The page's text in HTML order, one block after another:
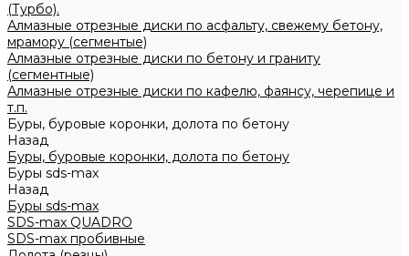
(Турбо).
Алмазные отрезные диски по асфальту, свежему бетону,
мрамору (сегментые)
Алмазные отрезные диски по бетону и граниту
(сегментные)
Алмазные отрезные диски по кафелю, фаянсу, черепице и
т.п.
Буры, буровые коронки, долота по бетону
Назад
Буры, буровые коронки, долота по бетону
Буры sds-max
Назад
Буры sds-max
SDS-max QUADRO
SDS-max пробивные